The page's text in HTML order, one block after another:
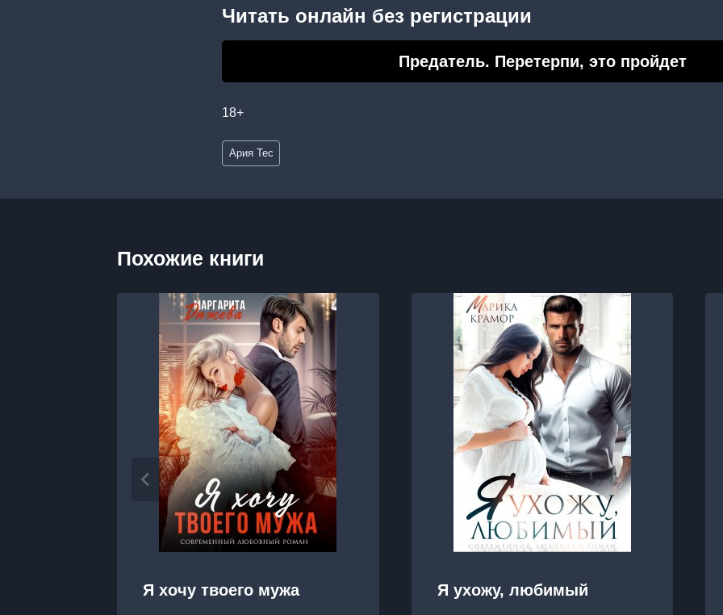
Читать онлайн без регистрации
Предатель. Перетерпи, это пройдет
18+
Метки
записи:
Ария Тес
Похожие книги
Я хочу твоего мужа Я ухожу, любимый